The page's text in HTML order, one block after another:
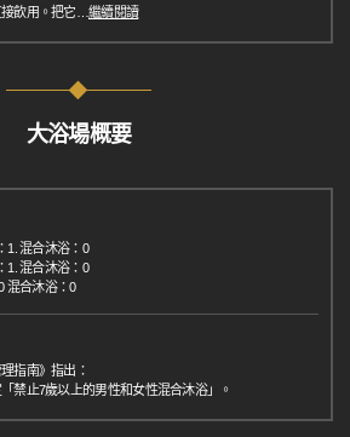
飲用。把它 …繼續閱讀
大浴場概要
1. 混合沐浴：0
1. 混合沐浴：0
混合沐浴：0
指南》指出：
禁止7歲以上的男性和女性混合沐浴」。